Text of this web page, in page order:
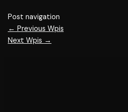
Post navigation
← Previous Wpis
Next Wpis →